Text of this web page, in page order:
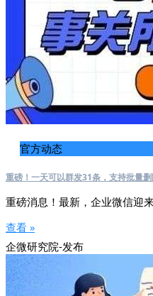
官方动态
重磅！一天可以群发31条，支持批量
重磅消息！最新，企业微信迎
查看 »
企微研究院-发布